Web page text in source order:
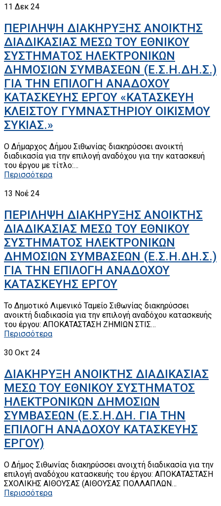
11 Δεκ 24
ΠΕΡΙΛΗΨΗ ΔΙΑΚΗΡΥΞΗΣ ΑΝΟΙΚΤΗΣ
ΔΙΑΔΙΚΑΣΙΑΣ ΜΕΣΩ ΤΟΥ ΕΘΝΙΚΟΥ
ΣΥΣΤΗΜΑΤΟΣ ΗΛΕΚΤΡΟΝΙΚΩΝ
ΔΗΜΟΣΙΩΝ ΣΥΜΒΑΣΕΩΝ (Ε.Σ.Η.ΔΗ.Σ.)
ΓΙΑ ΤΗΝ ΕΠΙΛΟΓΗ ΑΝΑΔΟΧΟΥ
ΚΑΤΑΣΚΕΥΗΣ ΕΡΓΟΥ «ΚΑΤΑΣΚΕΥΗ
ΚΛΕΙΣΤΟΥ ΓΥΜΝΑΣΤΗΡΙΟΥ ΟΙΚΙΣΜΟΥ
ΣΥΚΙΑΣ.»
Ο Δήμαρχος Δήμου Σιθωνίας διακηρύσσει ανοικτή
διαδικασία για την επιλογή αναδόχου για την κατασκευή
του έργου με τίτλο:…
Περισσότερα
13 Νοέ 24
ΠΕΡΙΛΗΨΗ ΔΙΑΚΗΡΥΞΗΣ ΑΝΟΙΚΤΗΣ
ΔΙΑΔΙΚΑΣΙΑΣ ΜΕΣΩ ΤΟΥ ΕΘΝΙΚΟΥ
ΣΥΣΤΗΜΑΤΟΣ ΗΛΕΚΤΡΟΝΙΚΩΝ
ΔΗΜΟΣΙΩΝ ΣΥΜΒΑΣΕΩΝ (Ε.Σ.Η.ΔΗ.Σ.)
ΓΙΑ ΤΗΝ ΕΠΙΛΟΓΗ ΑΝΑΔΟΧΟΥ
ΚΑΤΑΣΚΕΥΗΣ ΕΡΓΟΥ
To Δημοτικό Λιμενικό Ταμείο Σιθωνίας διακηρύσσει
ανοικτή διαδικασία για την επιλογή αναδόχου κατασκευής
του έργου: ΑΠΟΚΑΤΑΣΤΑΣΗ ΖΗΜΙΩΝ ΣΤΙΣ…
Περισσότερα
30 Οκτ 24
ΔΙΑΚΗΡΥΞΗ ΑΝΟΙΚΤΗΣ ΔΙΑΔΙΚΑΣΙΑΣ
ΜΕΣΩ ΤΟΥ ΕΘΝΙΚΟΥ ΣΥΣΤΗΜΑΤΟΣ
ΗΛΕΚΤΡΟΝΙΚΩΝ ΔΗΜΟΣΙΩΝ
ΣΥΜΒΑΣΕΩΝ (Ε.Σ.Η.ΔΗ. ΓΙΑ ΤΗΝ
ΕΠΙΛΟΓΗ ΑΝΑΔΟΧΟΥ ΚΑΤΑΣΚΕΥΗΣ
ΕΡΓΟΥ)
Ο Δήμος Σιθωνίας διακηρύσσει ανοιχτή διαδικασία για την
επιλογή αναδόχου κατασκευής του έργου: ΑΠΟΚΑΤΑΣΤΑΣΗ
ΣΧΟΛΙΚΗΣ ΑΙΘΟΥΣΑΣ (ΑΙΘΟΥΣΑΣ ΠΟΛΛΑΠΛΩΝ…
Περισσότερα